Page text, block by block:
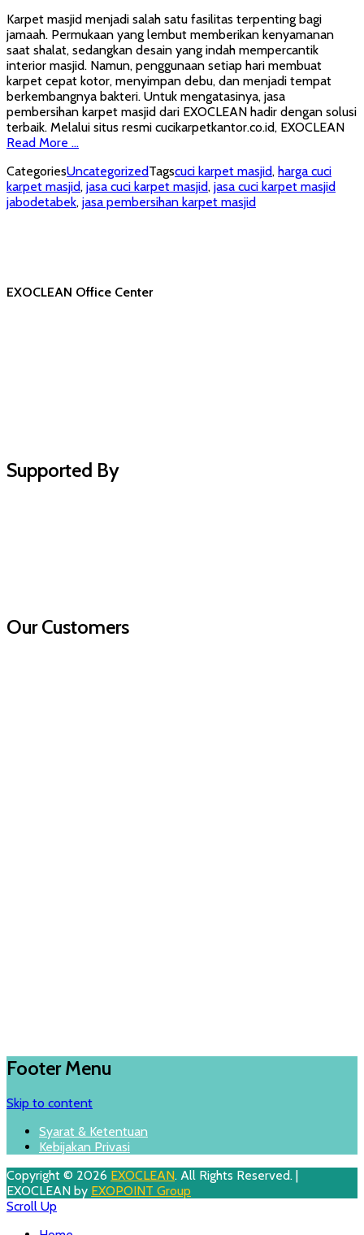
Karpet masjid menjadi salah satu fasilitas terpenting bagi
jamaah. Permukaan yang lembut memberikan kenyamanan
saat shalat, sedangkan desain yang indah mempercantik
interior masjid. Namun, penggunaan setiap hari membuat
karpet cepat kotor, menyimpan debu, dan menjadi tempat
berkembangnya bakteri. Untuk mengatasinya, jasa
pembersihan karpet masjid dari EXOCLEAN hadir dengan solusi
terbaik. Melalui situs resmi cucikarpetkantor.co.id, EXOCLEAN
Read More …
CategoriesUncategorizedTagscuci karpet masjid, harga cuci
karpet masjid, jasa cuci karpet masjid, jasa cuci karpet masjid
jabodetabek, jasa pembersihan karpet masjid
EXOCLEAN Office Center
Supported By
Our Customers
Footer Menu
Skip to content
Syarat & Ketentuan
Kebijakan Privasi
Copyright © 2026 EXOCLEAN. All Rights Reserved. |
EXOCLEAN by EXOPOINT Group
Scroll Up